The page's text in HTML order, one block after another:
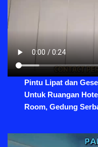
Pintu Lipat dan
Untuk Ruangan
Room, Gedung